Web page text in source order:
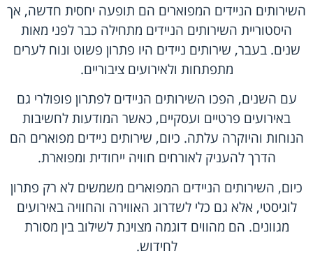
השירותים הניידים המפוארים הם תופעה יחסית חדשה, אך
היסטוריית השירותים הניידים מתחילה כבר לפני מאות
שנים. בעבר, שירותים ניידים היו פתרון פשוט ונוח לערים
מתפתחות ולאירועים ציבוריים.
עם השנים, הפכו השירותים הניידים לפתרון פופולרי גם
באירועים פרטיים ועסקיים, כאשר המודעות לחשיבות
הנוחות והיוקרה עלתה. כיום, שירותים ניידים מפוארים הם
הדרך להעניק לאורחים חוויה ייחודית ומפוארת.
כיום, השירותים הניידים המפוארים משמשים לא רק פתרון
לוגיסטי, אלא גם כלי לשדרוג האווירה והחוויה באירועים
מגוונים. הם מהווים דוגמה מצוינת לשילוב בין מסורת
לחידוש.